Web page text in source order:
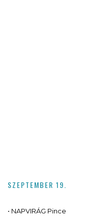
SZEPTEMBER 19.
• NAPVIRÁG Pince